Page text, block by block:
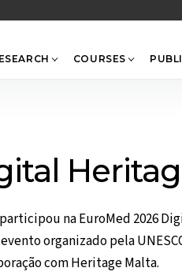
COURSES
na EuroMed 2026
organizado pela
com Heritage Malta.